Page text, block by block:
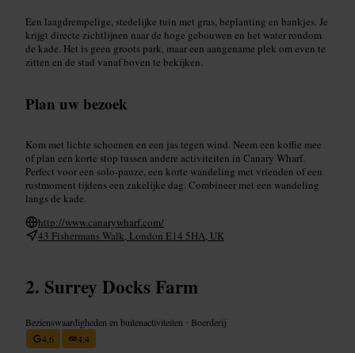
Een laagdrempelige, stedelijke tuin met gras, beplanting en bankjes. Je
krijgt directe zichtlijnen naar de hoge gebouwen en het water rondom
de kade. Het is geen groots park, maar een aangename plek om even te
zitten en de stad vanaf boven te bekijken.
Plan uw bezoek
Kom met lichte schoenen en een jas tegen wind. Neem een koffie mee
of plan een korte stop tussen andere activiteiten in Canary Wharf.
Perfect voor een solo-pauze, een korte wandeling met vrienden of een
rustmoment tijdens een zakelijke dag. Combineer met een wandeling
langs de kade.
http://www.canarywharf.com/
43 Fishermans Walk, London E14 5HA, UK
Surrey Docks Farm
Bezienswaardigheden en buitenactiviteiten • Boerderij
4,6
4,4